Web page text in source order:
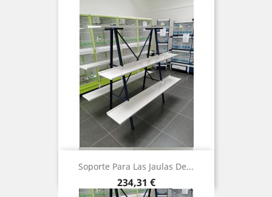
Soporte Para Las Jaulas De...
Precio
234,31 €